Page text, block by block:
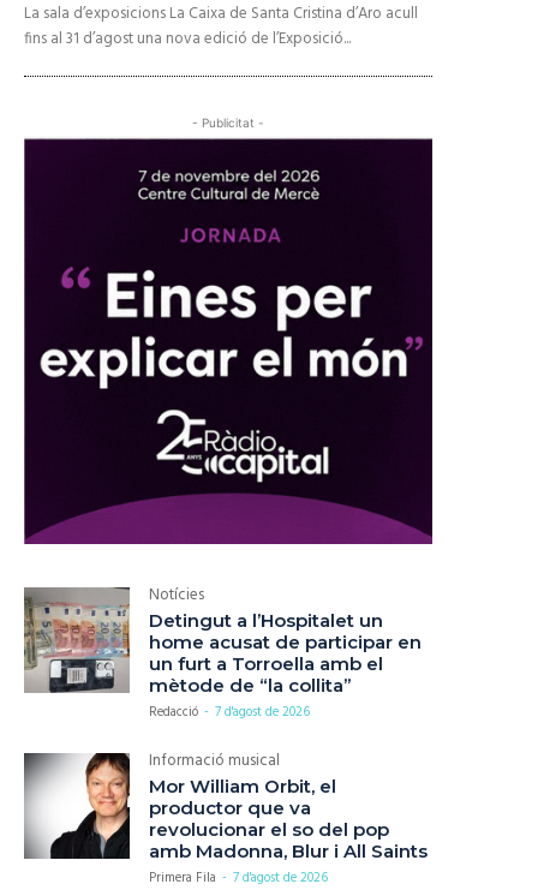
La sala d’exposicions La Caixa de Santa Cristina d’Aro acull
fins al 31 d’agost una nova edició de l’Exposició...
- Publicitat -
Notícies
Detingut a l’Hospitalet un
home acusat de participar en
un furt a Torroella amb el
mètode de “la collita”
Redacció - 7 d'agost de 2026
Informació musical
Mor William Orbit, el
productor que va
revolucionar el so del pop
amb Madonna, Blur i All Saints
Primera Fila - 7 d'agost de 2026